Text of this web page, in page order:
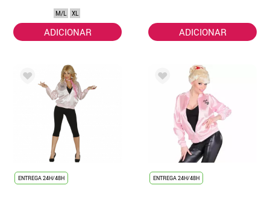
M/L XL
ADICIONAR ADICIONAR
ENTREGA 24H/48H ENTREGA 24H/48H